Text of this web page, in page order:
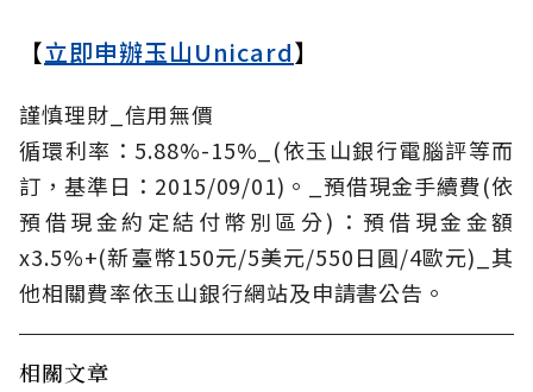
【立即申辦玉山Unicard】
謹慎理財_信用無價
循環利率：5.88%-15%_(依玉山銀行電腦評等而
訂，基準日：2015/09/01)。_預借現金手續費(依
預借現金約定結付幣別區分)：預借現金金額
x3.5%+(新臺幣150元/5美元/550日圓/4歐元)_其
他相關費率依玉山銀行網站及申請書公告。
相關文章